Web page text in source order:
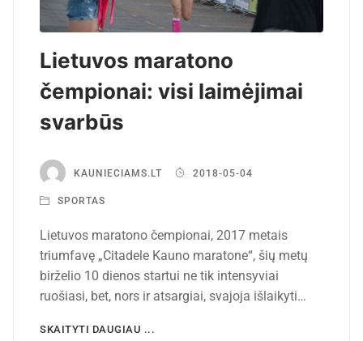
Lietuvos maratono
čempionai: visi laimėjimai
svarbūs
KAUNIECIAMS.LT 2018-05-04
SPORTAS
Lietuvos maratono čempionai, 2017 metais
triumfavę „Citadele Kauno maratone“, šių metų
birželio 10 dienos startui ne tik intensyviai
ruošiasi, bet, nors ir atsargiai, svajoja išlaikyti…
SKAITYTI DAUGIAU ...